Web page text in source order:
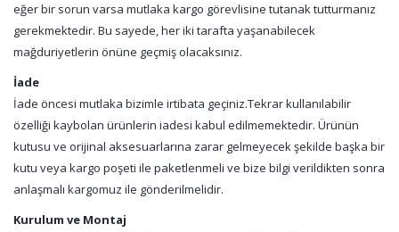
eğer bir sorun varsa mutlaka kargo görevlisine tutanak tutturmanız
gerekmektedir. Bu sayede, her iki tarafta yaşanabilecek
mağduriyetlerin önüne geçmiş olacaksınız.
İade
İade öncesi mutlaka bizimle irtibata geçiniz.Tekrar kullanılabilir
özelliği kaybolan ürünlerin iadesi kabul edilmemektedir. Ürünün
kutusu ve orijinal aksesuarlarına zarar gelmeyecek şekilde başka bir
kutu veya kargo poşeti ile paketlenmeli ve bize bilgi verildikten sonra
anlaşmalı kargomuz ile gönderilmelidir.
Kurulum ve Montaj